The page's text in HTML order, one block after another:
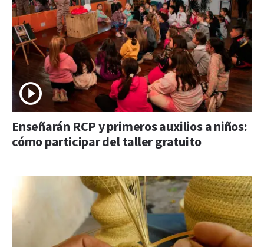
Enseñarán RCP y primeros auxilios a niños:
cómo participar del taller gratuito